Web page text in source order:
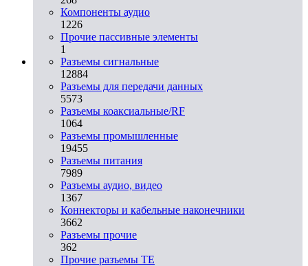
Компоненты аудио
1226
Прочие пассивные элементы
1
Разъeмы сигнальные
12884
Разъeмы для передачи данных
5573
Разъeмы коаксиальные/RF
1064
Разъeмы промышленные
19455
Разъeмы питания
7989
Разъeмы аудио, видео
1367
Коннекторы и кабельные наконечники
3662
Разъeмы прочие
362
Прочие разъемы TE